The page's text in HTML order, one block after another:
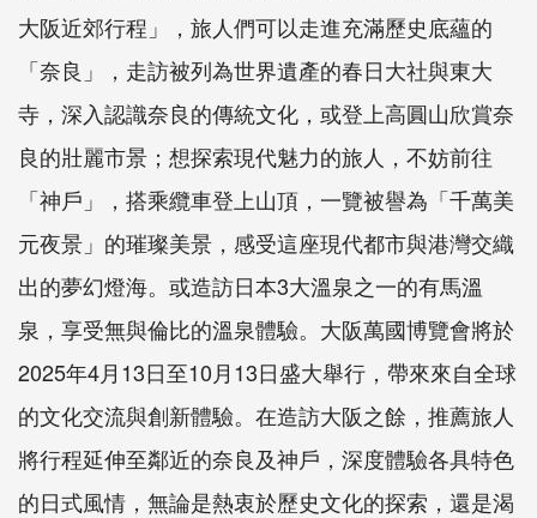
大阪近郊行程」，旅人們可以走進充滿歷史底蘊的
「奈良」，走訪被列為世界遺產的春日大社與東大
寺，深入認識奈良的傳統文化，或登上高圓山欣賞奈
良的壯麗市景；想探索現代魅力的旅人，不妨前往
「神戶」，搭乘纜車登上山頂，一覽被譽為「千萬美
元夜景」的璀璨美景，感受這座現代都市與港灣交織
出的夢幻燈海。或造訪日本3大溫泉之一的有馬溫
泉，享受無與倫比的溫泉體驗。大阪萬國博覽會將於
2025年4月13日至10月13日盛大舉行，帶來來自全球
的文化交流與創新體驗。在造訪大阪之餘，推薦旅人
將行程延伸至鄰近的奈良及神戶，深度體驗各具特色
的日式風情，無論是熱衷於歷史文化的探索，還是渴